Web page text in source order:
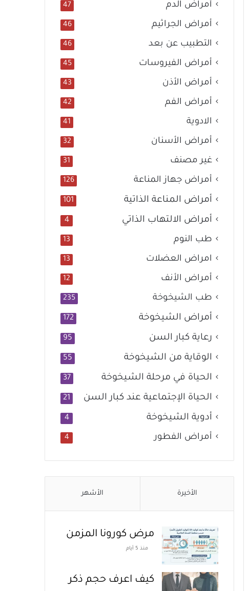
أمراض الدم 47
أمراض الجراثيم 46
التطبيب عن بعد 46
أمراض الفيروسات 45
أمراض الأذن 43
أمراض الفم 42
الادوية 41
أمراض الأسنان 32
غير مصنف 31
أمراض جهاز المناعة 126
أمراض المناعة الذاتية 101
أمراض الالتهاب الذاتي 4
طب النوم 13
امراض العضلات 13
أمراض الأنف 12
طب الشيخوخة 235
أمراض الشيخوخة 172
رعاية كبار السن 95
الوقاية من الشيخوخة 55
الحياة في مرحلة الشيخوخة 37
الحياة الإجتماعية عند كبار السن 21
أدوية الشيخوخة 4
أمراض الفطور 4
الأخيرة الأشهر
مرض كورونا المزمن
منذ 5 أيام
كيف اعرف حجم ذكر